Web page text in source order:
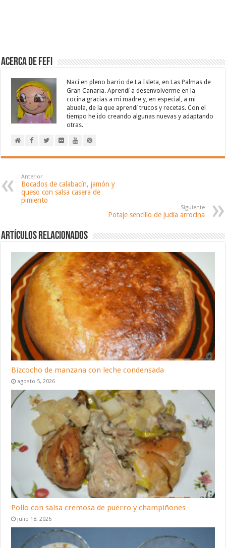
Acerca de Fefi
Nací en pleno barrio de La Isleta, en Las Palmas de
Gran Canaria. Aprendí a desenvolverme en la
cocina gracias a mi madre y, en especial, a mi
abuela, de la que aprendí trucos y recetas. Con el
tiempo he ido creando algunas nuevas y adaptando
otras.
Anterior
Bocados de calabacín, jamón y
queso con salsa casera de
pimiento
Siguiente
Potaje sencillo de judía arrocina
Artículos relacionados
Bizcocho de manzana con leche condensada
agosto 5, 2026
Pollo con salsa cremosa de puerro y champiñones
julio 18, 2026